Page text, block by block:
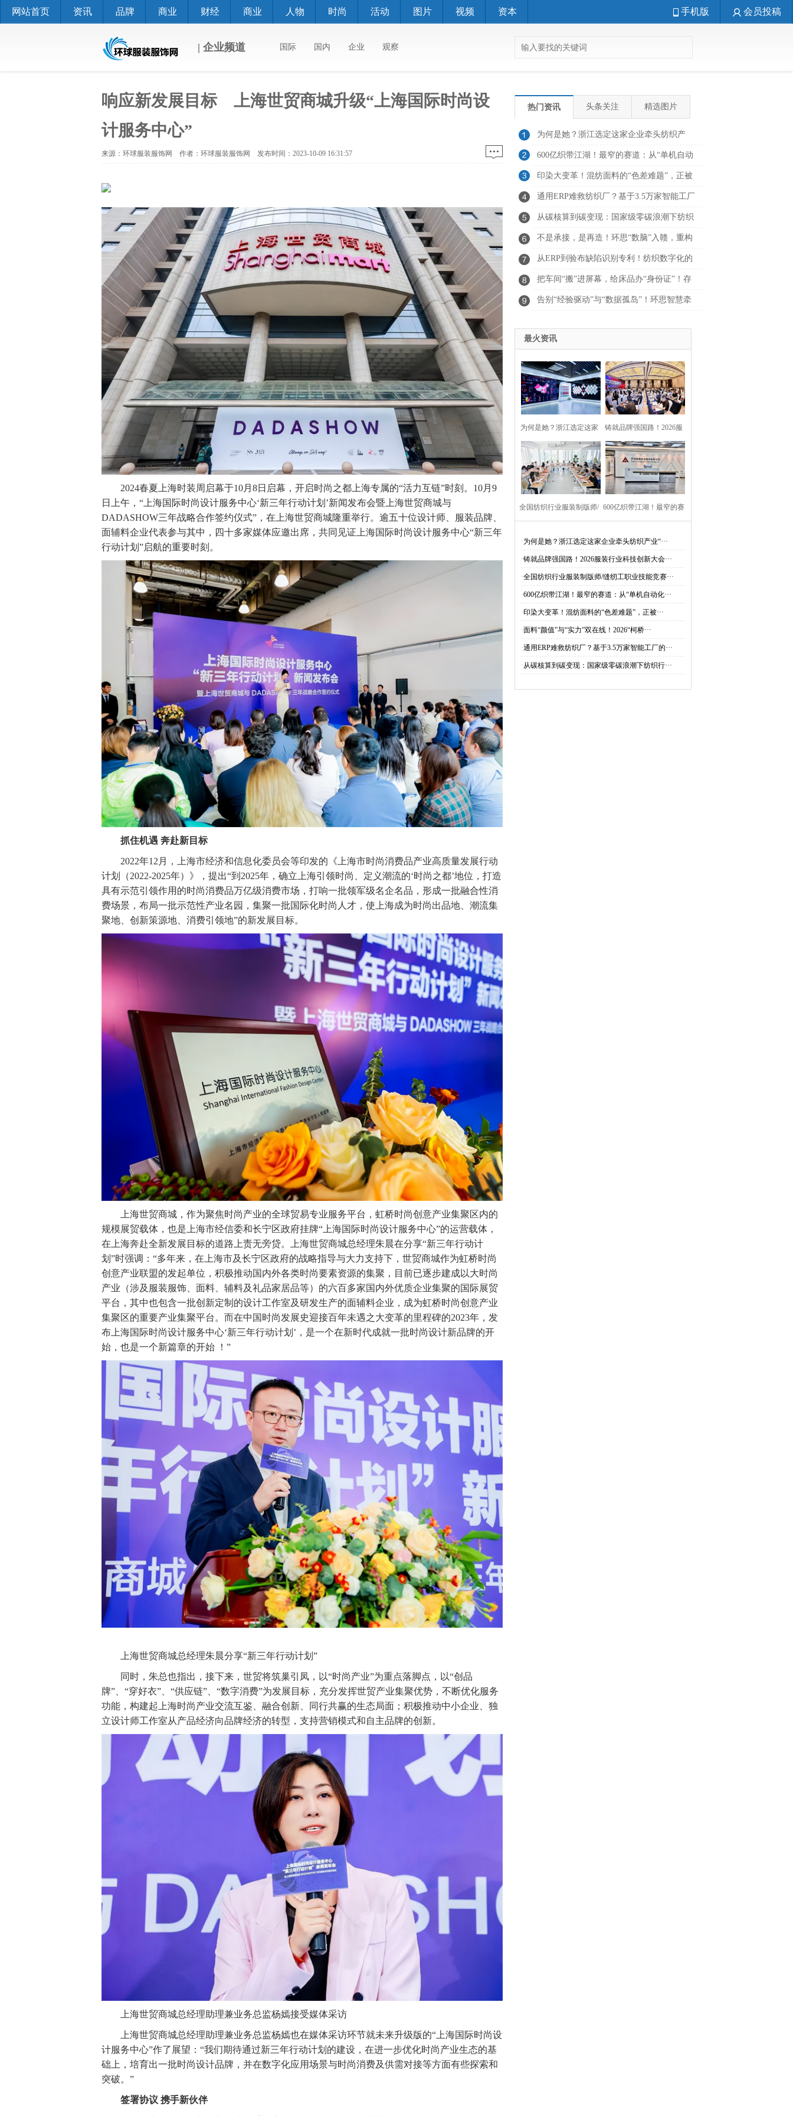
网站首页 资讯 品牌 商业 财经 商业 人物 时尚 活动 图片 视频 资本 会员投稿
手机版
| 企业频道 国际 国内 企业 观察
响应新发展目标 上海世贸商城升级“上海国际时尚设
计服务中心”
来源：环球服装服饰网 作者：环球服装服饰网 发布时间：2023-10-09 16:31:57
2024春夏上海时装周启幕于10月8日启幕，开启时尚之都上海专属的“活力互链”时刻。10月9
日上午，“上海国际时尚设计服务中心‘新三年行动计划’新闻发布会暨上海世贸商城与
DADASHOW三年战略合作签约仪式”，在上海世贸商城隆重举行。逾五十位设计师、服装品牌、
面辅料企业代表参与其中，四十多家媒体应邀出席，共同见证上海国际时尚设计服务中心“新三年
行动计划”启航的重要时刻。
抓住机遇 奔赴新目标
2022年12月，上海市经济和信息化委员会等印发的《上海市时尚消费品产业高质量发展行动
计划（2022-2025年）》，提出“到2025年，确立上海引领时尚、定义潮流的‘时尚之都’地位，打造
具有示范引领作用的时尚消费品万亿级消费市场，打响一批领军级名企名品，形成一批融合性消
费场景，布局一批示范性产业名园，集聚一批国际化时尚人才，使上海成为时尚出品地、潮流集
聚地、创新策源地、消费引领地”的新发展目标。
上海世贸商城，作为聚焦时尚产业的全球贸易专业服务平台，虹桥时尚创意产业集聚区内的
规模展贸载体，也是上海市经信委和长宁区政府挂牌“上海国际时尚设计服务中心”的运营载体，
在上海奔赴全新发展目标的道路上责无旁贷。上海世贸商城总经理朱晨在分享“新三年行动计
划”时强调：“多年来，在上海市及长宁区政府的战略指导与大力支持下，世贸商城作为虹桥时尚
创意产业联盟的发起单位，积极推动国内外各类时尚要素资源的集聚，目前已逐步建成以大时尚
产业（涉及服装服饰、面料、辅料及礼品家居品等）的六百多家国内外优质企业集聚的国际展贸
平台，其中也包含⼀批创新定制的设计⼯作室及研发生产的面辅料企业，成为虹桥时尚创意产业
集聚区的重要产业集聚平台。而在中国时尚发展史迎接百年未遇之大变革的里程碑的2023年，发
布上海国际时尚设计服务中心‘新三年行动计划’，是⼀个在新时代成就⼀批时尚设计新品牌的开
始，也是⼀个新篇章的开始 ！”
上海世贸商城总经理朱晨分享“新三年行动计划”
同时，朱总也指出，接下来，世贸将筑巢引凤，以“时尚产业”为重点落脚点，以“创品
牌”、“穿好衣”、“供应链”、“数字消费”为发展目标，充分发挥世贸产业集聚优势，不断优化服务
功能，构建起上海时尚产业交流互鉴、融合创新、同行共赢的⽣态局面；积极推动中小企业、独
立设计师工作室从产品经济向品牌经济的转型，支持营销模式和自主品牌的创新。
上海世贸商城总经理助理兼业务总监杨嫣接受媒体采访
上海世贸商城总经理助理兼业务总监杨嫣也在媒体采访环节就未来升级版的“上海国际时尚设
计服务中心”作了展望：“我们期待通过新三年行动计划的建设，在进一步优化时尚产业生态的基
础上，培育出一批时尚设计品牌，并在数字化应用场景与时尚消费及供需对接等方面有些探索和
突破。”
签署协议 携手新伙伴
热门资讯 头条关注 精选图片
为何是她？浙江选定这家企业牵头纺织产
业“智改数转”统筹服务！
600亿织带江湖！最窄的赛道：从“单机自动
化”到“全链路智造”
印染大变革！混纺面料的“色差难题”，正被
AI+光谱建模重新求解
通用ERP难救纺织厂？基于3.5万家智能工厂
的结构性分析与样本研究
从碳核算到碳变现：国家级零碳浪潮下纺织
行业数字化转型解法
不是承接，是再造！环思“数脑”入赣，重构
中部纺织的数字版图
从ERP到验布缺陷识别专利！纺织数字化的
深水区，谁定义游戏规则
把车间“搬”进屏幕，给床品办“身份证”！存
量竞争时代的家纺产业，正经历一场怎样
告别“经验驱动”与“数据孤岛”！环思智慧牵
最火资讯
为何是她？浙江选定这家
企业牵头纺织产业“智改数
转”统筹服务！
铸就品牌强国路！2026服
装行业科技创新大会圆满
落幕
全国纺织行业服装制版师/
赛在浙江许村举行！
600亿织带江湖！最窄的赛
链路智造”
·为何是她？浙江选定这家企业牵头纺织产业“···
·铸就品牌强国路！2026服装行业科技创新大会···
·全国纺织行业服装制版师/缝纫工职业技能竞赛···
·600亿织带江湖！最窄的赛道：从“单机自动化···
·印染大变革！混纺面料的“色差难题”，正被···
·面料“颜值”与“实力”双在线！2026“柯桥···
·通用ERP难救纺织厂？基于3.5万家智能工厂的···
·从碳核算到碳变现：国家级零碳浪潮下纺织行···